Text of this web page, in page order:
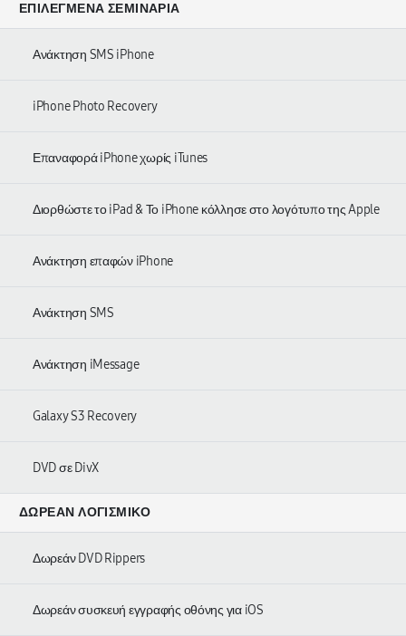
ΕΠΙΛΕΓΜΈΝΑ ΣΕΜΙΝΆΡΙΑ
Ανάκτηση SMS iPhone
iPhone Photo Recovery
Επαναφορά iPhone χωρίς iTunes
Διορθώστε το iPad & Το iPhone κόλλησε στο λογότυπο της Apple
Ανάκτηση επαφών iPhone
Ανάκτηση SMS
Ανάκτηση iMessage
Galaxy S3 Recovery
DVD σε DivX
ΔΩΡΕΆΝ ΛΟΓΙΣΜΙΚΌ
Δωρεάν DVD Rippers
Δωρεάν συσκευή εγγραφής οθόνης για iOS